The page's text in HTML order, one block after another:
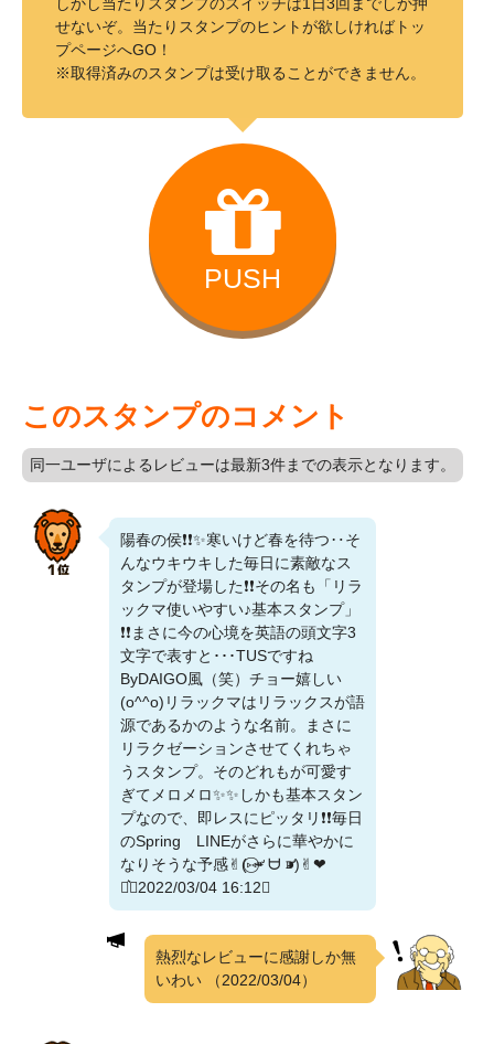
せないぞ。当たりスタンプのヒントが欲しければトッ
プページへGO！
※取得済みのスタンプは受け取ることができません。
PUSH
このスタンプのコメント
同一ユーザによるレビューは最新3件までの表示となります。
陽春の侯❗❗✨寒いけど春を待つ‥そ
んなウキウキした毎日に素敵なス
タンプが登場した❗❗その名も「リラ
ックマ使いやすい♪基本スタンプ」
❗❗まさに今の心境を英語の頭文字3
文字で表すと･･･TUSですね
ByDAIGO風（笑）チョー嬉しい
(o^^o)リラックマはリラックスが語
源であるかのような名前。まさに
リラクゼーションさせてくれちゃ
うスタンプ。そのどれもが可愛す
ぎてメロメロ✨✨しかも基本スタン
プなので、即レスにピッタリ❗❗毎日
のSpring LINEがさらに華やかに
なりそうな予感✌︎(‎⑅⃝⁍̴̛ ᗨ ⁍̴̛)✌︎‬‪︎❤︎‪︎
⋆͛（2022/03/04 16:12）
熱烈なレビューに感謝しか無
いわい （2022/03/04）